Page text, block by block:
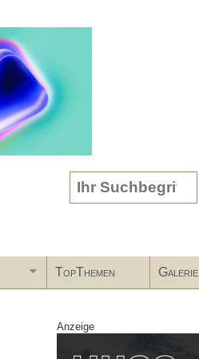
Search form
TopThemen Galerie
Anzeige